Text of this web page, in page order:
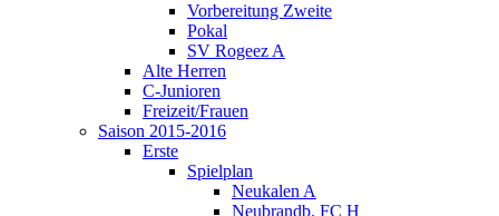
Vorbereitung Zweite
Pokal
SV Rogeez A
Alte Herren
C-Junioren
Freizeit/Frauen
Saison 2015-2016
Erste
Spielplan
Neukalen A
Neubrandb. FC H